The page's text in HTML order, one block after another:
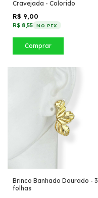
Cravejada - Colorido
R$ 9,00
R$ 8,55 NO PIX
Comprar
Brinco Banhado Dourado - 3
folhas